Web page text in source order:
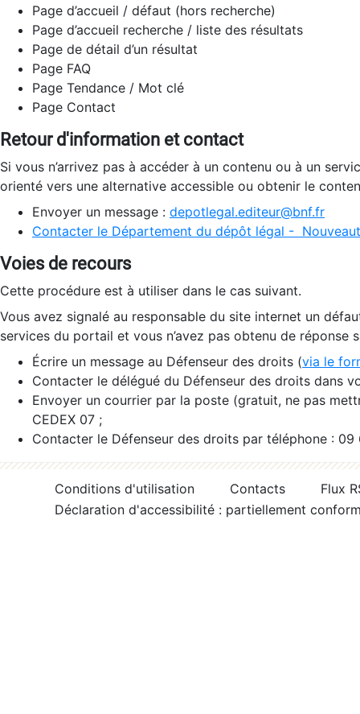
Page d’accueil / défaut (hors recherche)
Page d’accueil recherche / liste des résultats
Page de détail d’un résultat
Page FAQ
Page Tendance / Mot clé
Page Contact
Retour d'information et contact
Si vous n’arrivez pas à accéder à un contenu ou à un
orienté vers une alternative accessible ou obtenir le
Envoyer un message : depotlegal.editeur@bnf.fr
Contacter le Département du dépôt légal -
Voies de recours
Cette procédure est à utiliser dans le cas suivant.
Vous avez signalé au responsable du site internet un
services du portail et vous n’avez pas obtenu de réponse
Écrire un message au Défenseur des droits (via le
Contacter le délégué du Défenseur des droits dans
Envoyer un courrier par la poste (gratuit, ne pas
CEDEX 07 ;
Contacter le Défenseur des droits par téléphone :
Conditions d'utilisation Contacts
Flux
Déclaration d'accessibilité : partiellement